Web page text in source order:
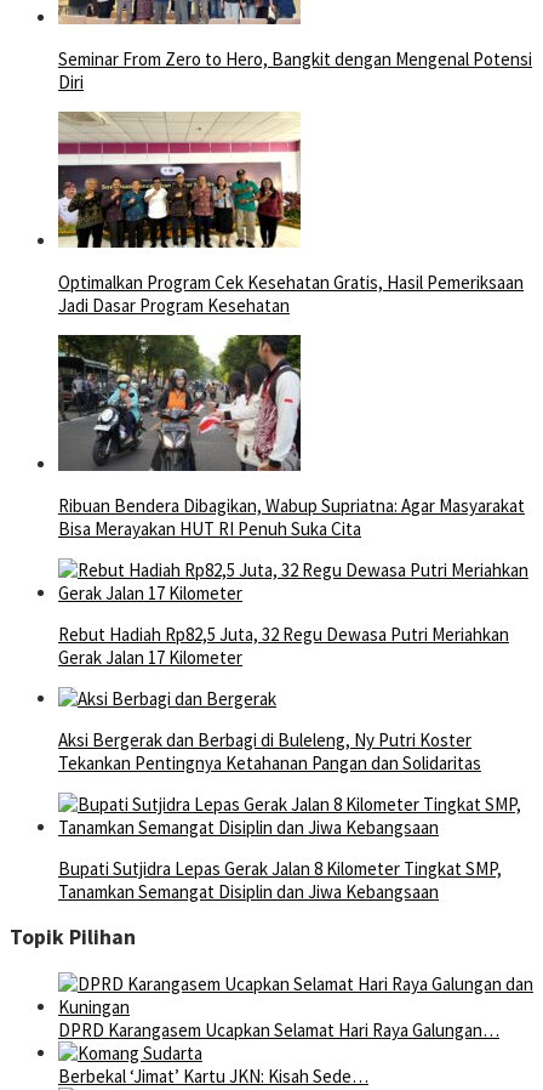
Seminar From Zero to Hero, Bangkit dengan Mengenal Potensi
Diri
Optimalkan Program Cek Kesehatan Gratis, Hasil Pemeriksaan
Jadi Dasar Program Kesehatan
Ribuan Bendera Dibagikan, Wabup Supriatna: Agar Masyarakat
Bisa Merayakan HUT RI Penuh Suka Cita
Rebut Hadiah Rp82,5 Juta, 32 Regu Dewasa Putri Meriahkan
Gerak Jalan 17 Kilometer
Aksi Bergerak dan Berbagi di Buleleng, Ny Putri Koster
Tekankan Pentingnya Ketahanan Pangan dan Solidaritas
Bupati Sutjidra Lepas Gerak Jalan 8 Kilometer Tingkat SMP,
Tanamkan Semangat Disiplin dan Jiwa Kebangsaan
Topik Pilihan
DPRD Karangasem Ucapkan Selamat Hari Raya Galungan…
Berbekal ‘Jimat’ Kartu JKN: Kisah Sede…